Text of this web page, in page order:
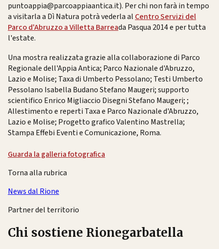
puntoappia@parcoappiaantica.it). Per chi non farà in tempo
a visitarla a Dì Natura potrà vederla al Centro Servizi del
Parco d'Abruzzo a Villetta Barreada Pasqua 2014 e per tutta
l'estate.
Una mostra realizzata grazie alla collaborazione di Parco
Regionale dell'Appia Antica; Parco Nazionale d'Abruzzo,
Lazio e Molise; Taxa di Umberto Pessolano; Testi Umberto
Pessolano Isabella Budano Stefano Maugeri; supporto
scientifico Enrico Migliaccio Disegni Stefano Maugeri; ;
Allestimento e reperti Taxa e Parco Nazionale d'Abruzzo,
Lazio e Molise; Progetto grafico Valentino Mastrella;
Stampa Effebi Eventi e Comunicazione, Roma.
Guarda la galleria fotografica
Torna alla rubrica
News dal Rione
Partner del territorio
Chi sostiene Rionegarbatella